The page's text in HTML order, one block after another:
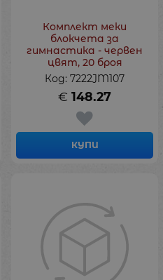
Комплект меки
блокчета за
гимнастика - червен
цвят, 20 броя
Код: 7222JM107
148.27
€
КУПИ